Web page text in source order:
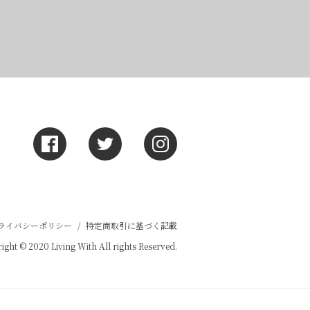
イバシーポリシー / 特定商取引に基づく記載
© 2020 Living With All rights Reserved.